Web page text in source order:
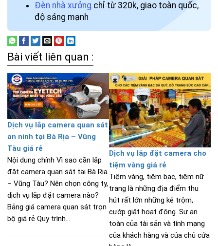
Đèn nhà xưởng chỉ từ 320k, giao toàn quốc,
độ sáng mạnh
Bài viết liên quan :
Dịch vụ lắp camera quan sát
an ninh tại Bà Rịa – Vũng
Tàu giá rẻ
Nội dung chính Vì sao cần lắp
đặt camera quan sát tại Bà Rịa
– Vũng Tàu? Nên chọn công ty,
dịch vụ lắp đặt camera nào?
Bảng giá camera quan sát trọn
bộ giá rẻ Quy trình...
Dịch vụ lắp đặt camera cho
tiệm vàng giá rẻ
Tiệm vàng, tiệm bạc, tiệm nữ
trang là những địa điểm thu
hút rất lớn những kẻ trộm,
cướp giật hoạt động. Sự an
toàn của tài sản và tính mạng
của khách hàng và của chủ cửa